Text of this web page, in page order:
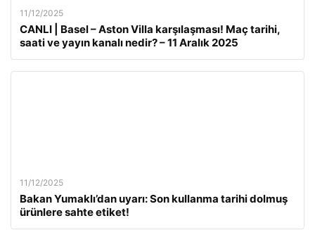
11/12/2025
CANLI | Basel – Aston Villa karşılaşması! Maç tarihi,
saati ve yayın kanalı nedir? – 11 Aralık 2025
11/12/2025
Bakan Yumaklı’dan uyarı: Son kullanma tarihi dolmuş
ürünlere sahte etiket!